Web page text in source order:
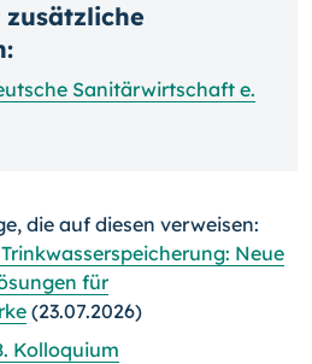
Sanitärwirtschaft e.
die auf diesen verweisen:
Neue
für
(23.07.2026)
Kolloquium